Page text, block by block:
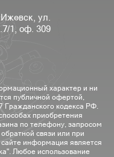
ул.
1, оф. 309
характер и ни
публичной офертой,
кодекса РФ.
приобретения
по телефону, запросом
связи или при
информация является
Любое использование